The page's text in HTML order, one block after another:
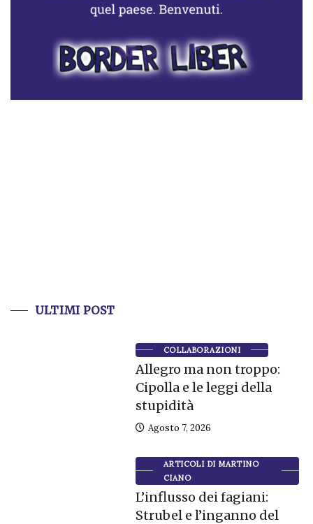
ULTIMI POST
COLLABORAZIONI
Allegro ma non troppo:
Cipolla e le leggi della
stupidità
Agosto 7, 2026
ARTICOLI DI MARTINO
CIANO
L’influsso dei fagiani:
Strubel e l’inganno del